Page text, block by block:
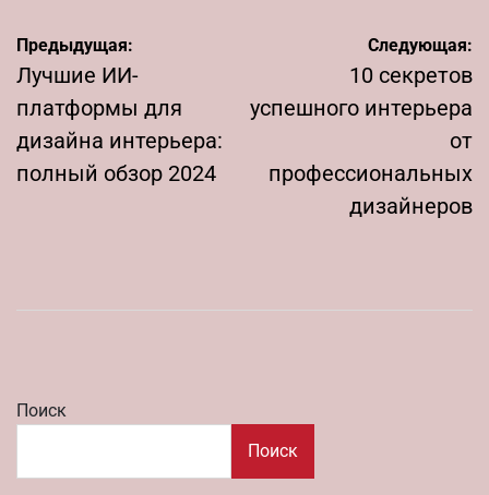
Навигация
по
записям
Предыдущая:
Лучшие ИИ-
платформы для
дизайна интерьера:
полный обзор 2024
Следующая:
10 секретов
успешного интерьера
от
профессиональных
дизайнеров
Поиск
Поиск